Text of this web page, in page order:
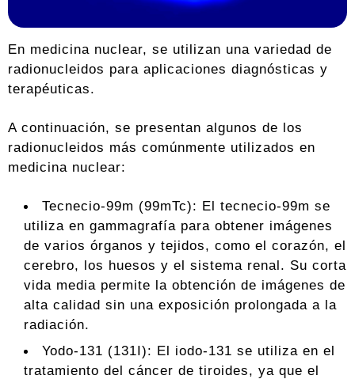
En medicina nuclear, se utilizan una variedad de
radionucleidos para aplicaciones diagnósticas y
terapéuticas.
A continuación, se presentan algunos de los
radionucleidos más comúnmente utilizados en
medicina nuclear:
Tecnecio-99m (99mTc): El tecnecio-99m se
utiliza en gammagrafía para obtener imágenes
de varios órganos y tejidos, como el corazón, el
cerebro, los huesos y el sistema renal. Su corta
vida media permite la obtención de imágenes de
alta calidad sin una exposición prolongada a la
radiación.
Yodo-131 (131I): El iodo-131 se utiliza en el
tratamiento del cáncer de tiroides, ya que el